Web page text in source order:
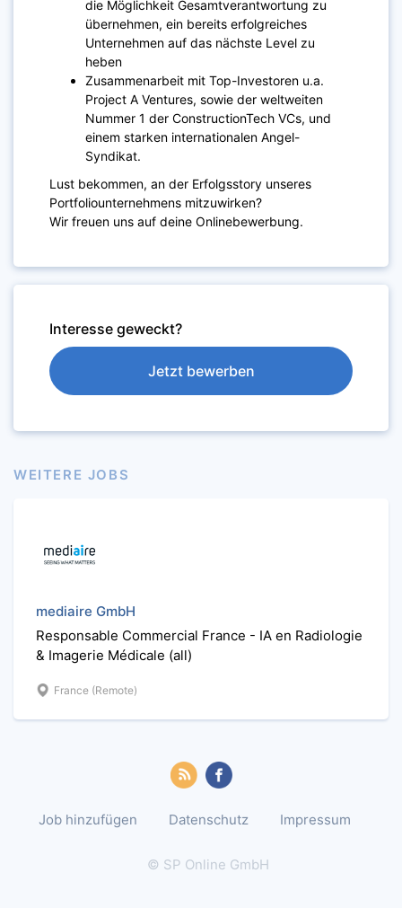
die Möglichkeit Gesamtverantwortung zu
übernehmen, ein bereits erfolgreiches
Unternehmen auf das nächste Level zu
heben
Zusammenarbeit mit Top-Investoren u.a.
Project A Ventures, sowie der weltweiten
Nummer 1 der ConstructionTech VCs, und
einem starken internationalen Angel-
Syndikat.
Lust bekommen, an der Erfolgsstory unseres
Portfoliounternehmens mitzuwirken?
Wir freuen uns auf deine Onlinebewerbung.
Interesse geweckt?
Jetzt bewerben
WEITERE JOBS
mediaire GmbH
Responsable Commercial France - IA en Radiologie
& Imagerie Médicale (all)
France (Remote)
Job hinzufügen Datenschutz Impressum
© SP Online GmbH